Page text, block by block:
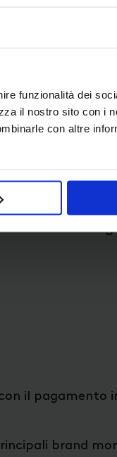
funzionalità dei
il nostro sito con i
con altre
Finanziari è in
il pagamento
brand